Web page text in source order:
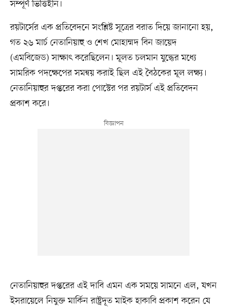
সম্পূর্ণ ভিত্তিহীন।
রয়টার্সের এক প্রতিবেদনে সংশ্লিষ্ট সূত্রের বরাত দিয়ে জানানো হয়,
গত ২৬ মার্চ নেতানিয়াহু ও শেখ মোহাম্মদ বিন জায়েদ
(এমবিজেড) সাক্ষাৎ করেছিলেন। মূলত চলমান যুদ্ধের মধ্যে
সামরিক পদক্ষেপের সমন্বয় করাই ছিল এই বৈঠকের মূল লক্ষ্য।
নেতানিয়াহুর দপ্তরের করা পোস্টের পর রয়টার্স এই প্রতিবেদন
প্রকাশ করে।
নেতানিয়াহুর দপ্তরের এই দাবি এমন এক সময়ে সামনে এল, যখন
ইসরায়েলে নিযুক্ত মার্কিন রাষ্ট্রদূত মাইক হাকাবি প্রকাশ করেন যে